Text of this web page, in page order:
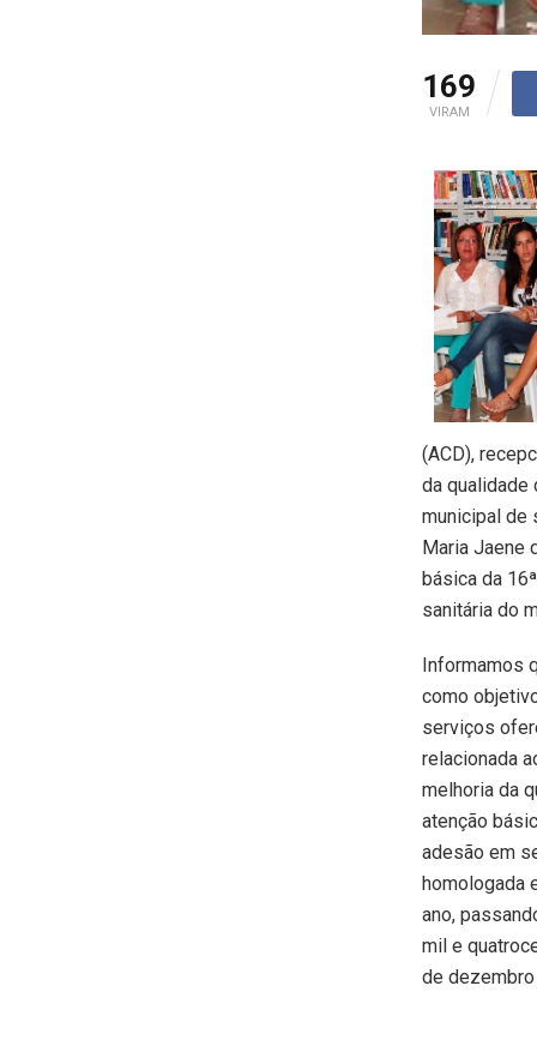
169
VIRAM
(ACD),
da qualidade
municipal de
Maria Jaene
básica da
sanitária do
Informamos
como
serviços
relacionada
melhoria da
atenção
adesão em
homologada
ano,
mil e
de